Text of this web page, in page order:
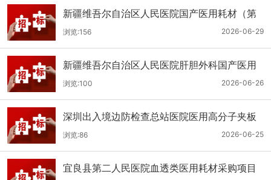
新疆维吾尔自治区人民医院国产医用耗材（第
二十三批）采购项目公开招标公告
2026-06-29
浏览:156
新疆维吾尔自治区人民医院肝胆外科国产医用
耗材采购项目公开招标公告
2026-06-26
浏览:100
深圳出入境边防检查总站医院医用高分子夹板
医用耗材采购项目更正公告
2026-06-25
浏览:86
宜良县第二人民医院血透类医用耗材采购项目